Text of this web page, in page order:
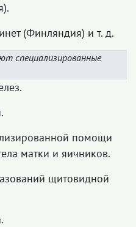
(Финляндия) и т. д.
специализированные
помощи
матки и яичников.
щитовидной